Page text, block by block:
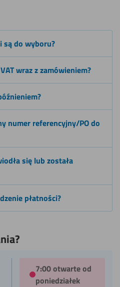
są do wyboru?
wraz z zamówieniem?
numer referencyjny/PO do
się lub została
płatności?
7:00 otwarte od
poniedziałek